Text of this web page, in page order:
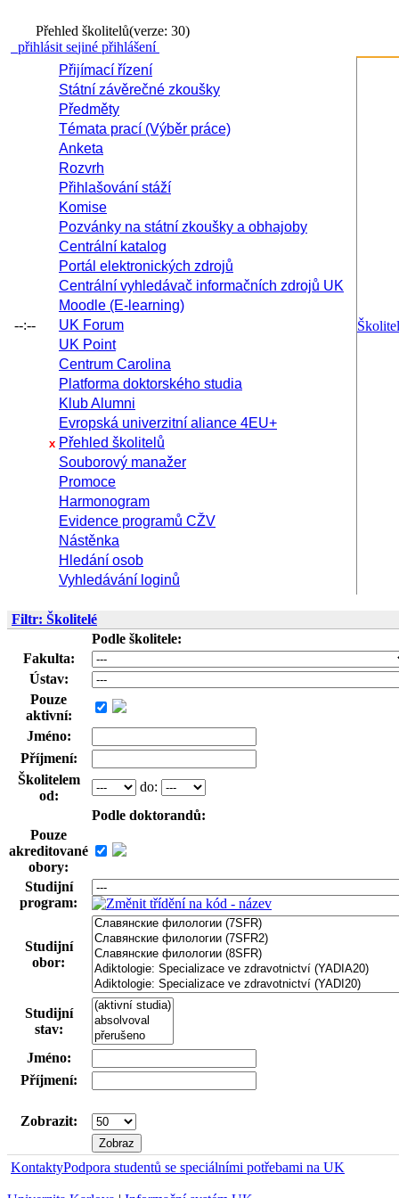
Přehled školitelů(verze: 30)
přihlásit sejiné přihlášení
--:--
Přijímací řízení
Státní závěrečné zkoušky
Předměty
Témata prací (Výběr práce)
Anketa
Rozvrh
Přihlašování stáží
Komise
Pozvánky na státní zkoušky a obhajoby
Centrální katalog
Portál elektronických zdrojů
Centrální vyhledávač informačních zdrojů UK
Moodle (E-learning)
UK Forum
UK Point
Centrum Carolina
Platforma doktorského studia
Klub Alumni
Evropská univerzitní aliance 4EU+
x Přehled školitelů
Souborový manažer
Promoce
Harmonogram
Evidence programů CŽV
Nástěnka
Hledání osob
Vyhledávání loginů
Filtr: Školitelé
Podle školitele:
Fakulta:
Ústav:
Pouze
aktivní:
Jméno:
Příjmení:
Školitelem
od:
do:
Podle doktorandů:
Pouze
akreditované
obory:
Studijní
program:
Studijní
obor:
Studijní
stav:
Jméno:
Příjmení:
Zobrazit:
KontaktyPodpora studentů se speciálními potřebami na UK